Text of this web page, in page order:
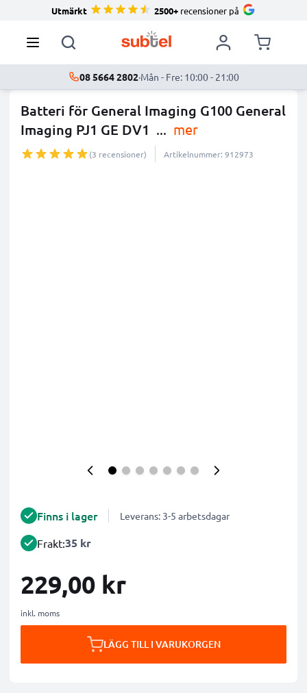
Utmärkt 2500+ recensioner på
08 5664 2802·Mån - Fre: 10:00 - 21:00
Batteri för General Imaging G100 General
Imaging PJ1 GE DV1 ... mer
(3 recensioner) Artikelnummer: 912973
Finns i lager Leverans: 3-5 arbetsdagar
Frakt:35 kr
229,00 kr
inkl. moms
LÄGG TILL I VARUKORGEN